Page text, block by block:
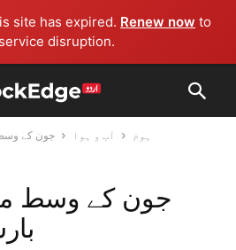
site has expired. Renew now to
disruption.
ہوم آب و ہوا جون کے
جون کے وسط